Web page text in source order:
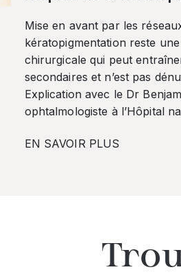
Mise en avant par les
kératopigmentation reste
chirurgicale qui peut
secondaires et n’est pas
Explication avec le Dr
ophtalmologiste à l’Hôpital
EN SAVOIR PLUS